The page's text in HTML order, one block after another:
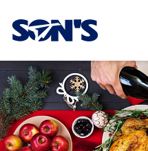
Laboratorios Química Son's